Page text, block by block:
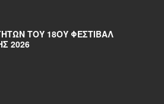
ΤΟΥ 18ΟΥ ΦΕΣΤΙΒΆΛ
2026